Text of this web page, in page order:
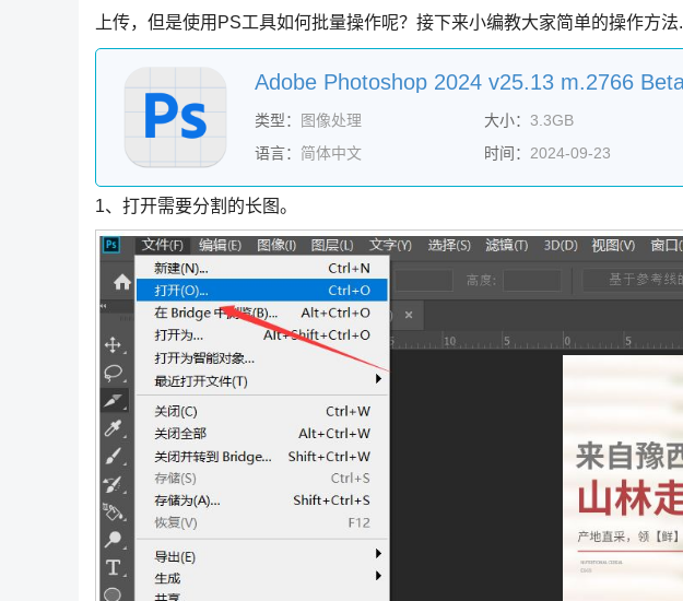
上传，但是使用PS工具如何批量操作呢？接下来小编教大家简单的操作方法.
类型： 图像处理 大小： 3.3GB
语言： 简体中文 时间： 2024-09-23
1、打开需要分割的长图。